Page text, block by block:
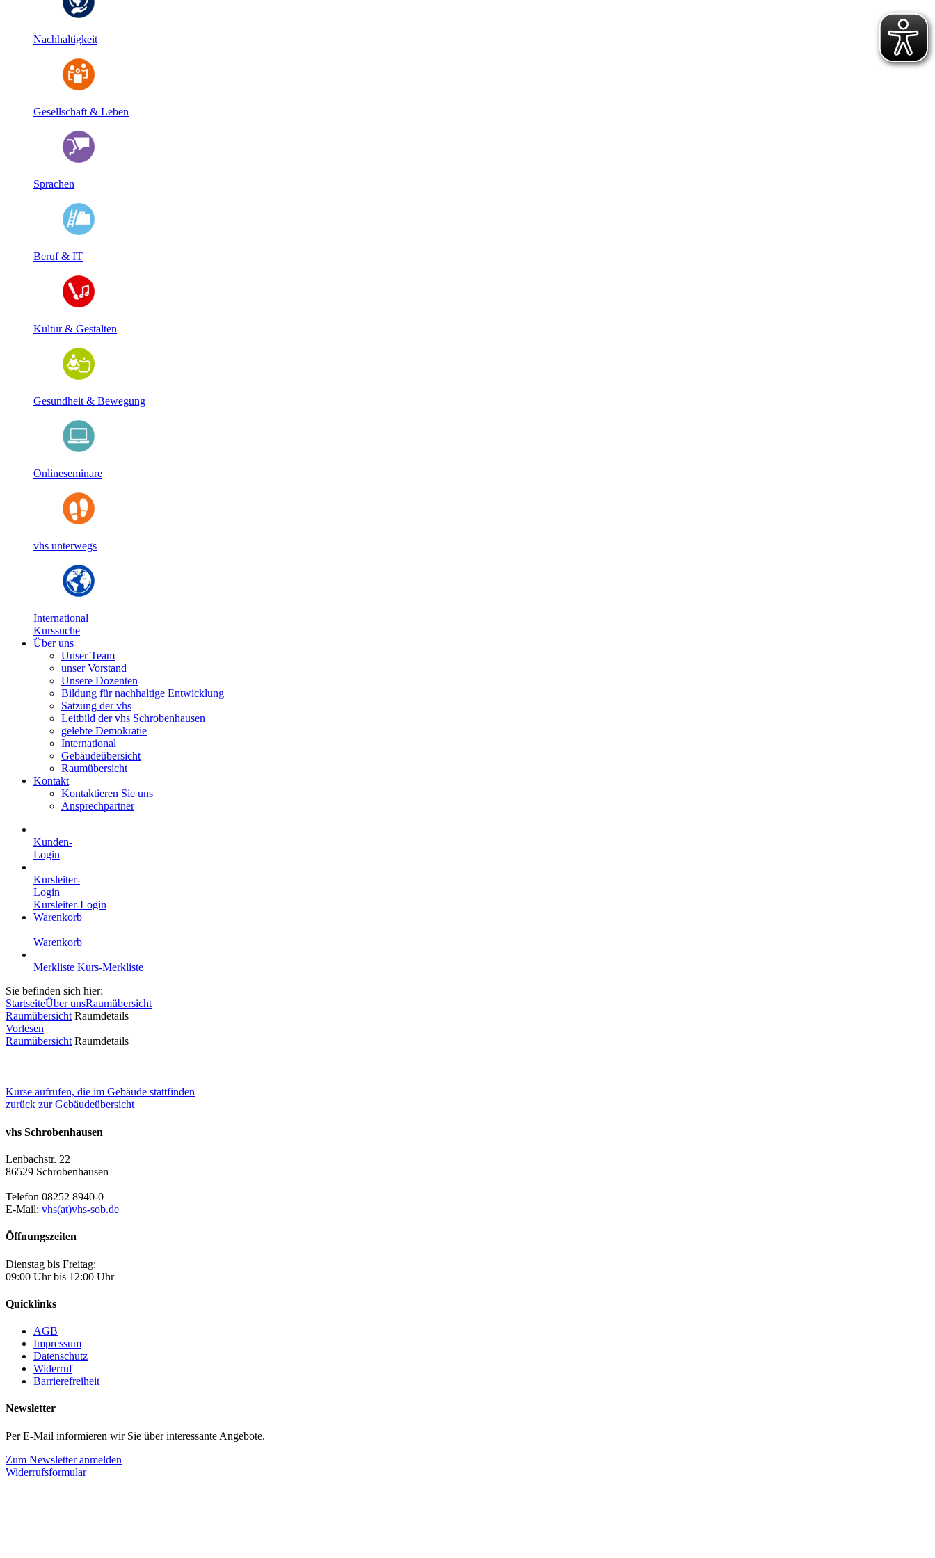
Nachhaltigkeit
Gesellschaft & Leben
Sprachen
Beruf & IT
Kultur & Gestalten
Gesundheit & Bewegung
Onlineseminare
vhs unterwegs
International
Kurssuche
Über uns
Unser Team
unser Vorstand
Unsere Dozenten
Bildung für nachhaltige Entwicklung
Satzung der vhs
Leitbild der vhs Schrobenhausen
gelebte Demokratie
International
Gebäudeübersicht
Raumübersicht
Kontakt
Kontaktieren Sie uns
Ansprechpartner
Kunden-
Login
Kursleiter-
Login
Kursleiter-Login
Warenkorb
Warenkorb
Merkliste Kurs-Merkliste
Sie befinden sich hier:
StartseiteÜber unsRaumübersicht
Raumübersicht Raumdetails
Vorlesen
Raumübersicht Raumdetails
Kurse aufrufen, die im Gebäude stattfinden
zurück zur Gebäudeübersicht
vhs Schrobenhausen
Lenbachstr. 22
86529 Schrobenhausen
Telefon 08252 8940-0
E-Mail: vhs(at)vhs-sob.de
Öffnungszeiten
Dienstag bis Freitag:
09:00 Uhr bis 12:00 Uhr
Quicklinks
AGB
Impressum
Datenschutz
Widerruf
Barrierefreiheit
Newsletter
Per E-Mail informieren wir Sie über interessante Angebote.
Zum Newsletter anmelden
Widerrufsformular